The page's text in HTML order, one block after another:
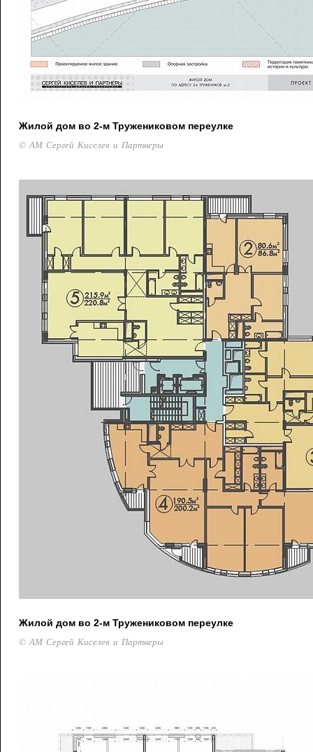
Жилой дом во 2-м Тружениковом переулке
© АМ Сергей Киселев и Партнеры
Жилой дом во 2-м Тружениковом переулке
© АМ Сергей Киселев и Партнеры